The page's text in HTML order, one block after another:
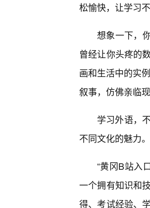
松愉快，让学习
想象一下，
曾经让你头疼的
画和生活中的实
叙事，仿佛亲临
学习外语，
不同文化的魅力
“黄冈B站入
一个拥有知识和
得、考试经验、